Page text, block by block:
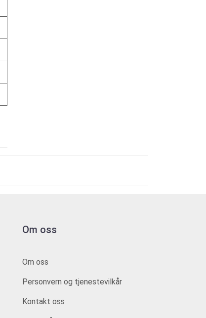
Om oss
Om oss
Personvern og tjenestevilkår
Kontakt oss